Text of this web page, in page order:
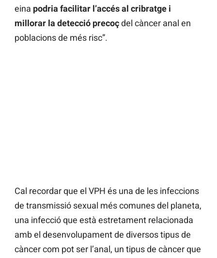
eina podria facilitar l’accés al cribratge i
millorar la detecció precoçdel càncer anal en
poblacions de més risc”.
Cal recordar que el VPH és una de les infeccions
de transmissió sexual més comunes del planeta,
una infecció que està estretament relacionada
amb el desenvolupament de diversos tipus de
càncer com pot ser l’anal, un tipus de càncer que